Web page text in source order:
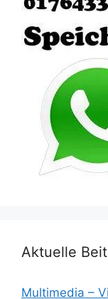
Aktuelle
Multimedia –